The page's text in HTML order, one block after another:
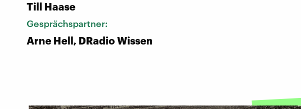
Till Haase
Gesprächspartner:
Arne Hell, DRadio Wissen